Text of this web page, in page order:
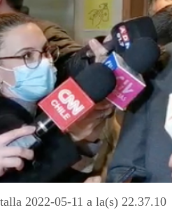
2022-05-11 a la(s) 22.37.10